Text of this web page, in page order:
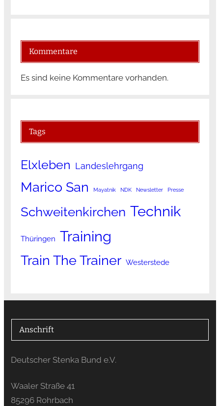
Kommentare
Es sind keine Kommentare vorhanden.
Tags
Elxleben Landeslehrgang
Marico San Mayatnik NDK Newsletter Presse
Schweitenkirchen Technik
Thüringen Training
Train The Trainer Westerstede
Anschrift
Deutscher Stenka Bund e.V.
Waaler Straße 41
85296 Rohrbach